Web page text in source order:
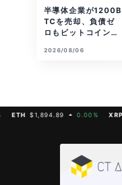
半導体企業が1200B
TCを売却、負債ゼ
ロもビットコイン戦
2026/08/06
$1,894.89 0.00% XRP $1.02